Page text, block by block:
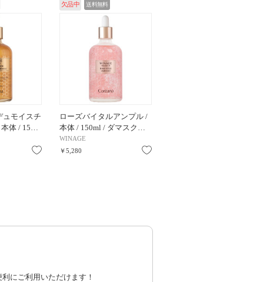
ュモイスチ
本体 / 15…
お気に入り
欠品中 送料無料
ローズバイタルアンプル /
本体 / 150ml / ダマスク…
WINAGE
￥5,280
にご利用いただけます！